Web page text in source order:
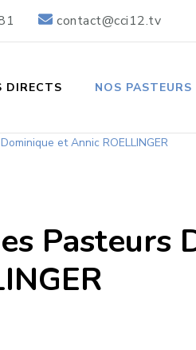
contact@cci12.tv
DIRECTS NOS PASTEURS
et Annic ROELLINGER
Pasteurs